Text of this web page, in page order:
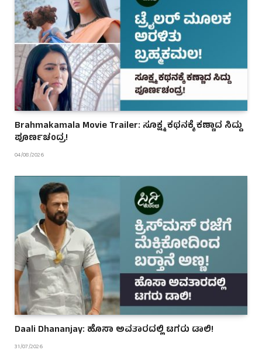
Brahmakamala Movie Trailer: ಸೂಕ್ಷ್ಮ ಕಥನಕ್ಕೆ ಕಣ್ಣಾದ ಸಿದ್ದು
ಪೂರ್ಣಚಂದ್ರ!
04/08/2026
Daali Dhananjay: ಹೊಸಾ ಅವತಾರದಲ್ಲಿ ಟಗರು ಡಾಲಿ!
31/07/2026